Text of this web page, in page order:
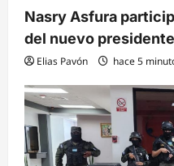
Nasry Asfura
del nuevo
Elias Pavón hace 5